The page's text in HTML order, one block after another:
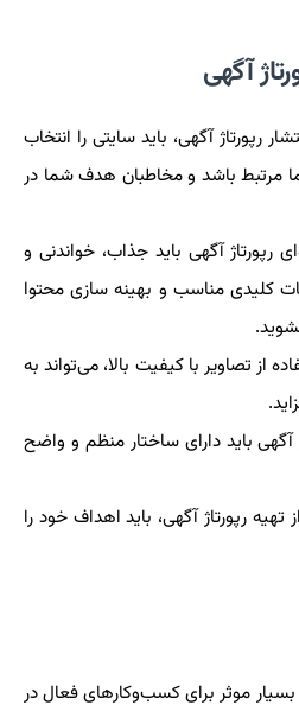
آگهی
رپورتاژ آگهی، باید سایتی را انتخاب
مرتبط باشد و مخاطبان هدف شما در
رپورتاژ آگهی باید جذاب، خواندنی و
کلیدی مناسب و بهینه سازی محتوا
از تصاویر با کیفیت بالا، می‌تواند به
آگهی باید دارای ساختار منظم و واضح
تهیه رپورتاژ آگهی، باید اهداف خود را
بسیار موثر برای کسب‌وکارهای فعال در